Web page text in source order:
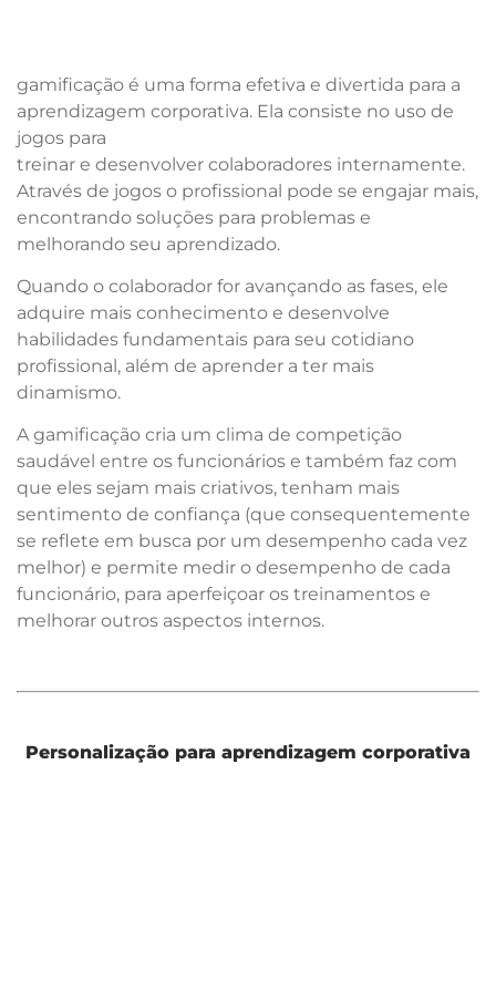
gamificação é uma forma efetiva e divertida para a
aprendizagem corporativa. Ela consiste no uso de
jogos para
treinar e desenvolver colaboradores internamente.
Através de jogos o profissional pode se engajar mais,
encontrando soluções para problemas e
melhorando seu aprendizado.
Quando o colaborador for avançando as fases, ele
adquire mais conhecimento e desenvolve
habilidades fundamentais para seu cotidiano
profissional, além de aprender a ter mais
dinamismo.
A gamificação cria um clima de competição
saudável entre os funcionários e também faz com
que eles sejam mais criativos, tenham mais
sentimento de confiança (que consequentemente
se reflete em busca por um desempenho cada vez
melhor) e permite medir o desempenho de cada
funcionário, para aperfeiçoar os treinamentos e
melhorar outros aspectos internos.
Personalização para aprendizagem corporativa